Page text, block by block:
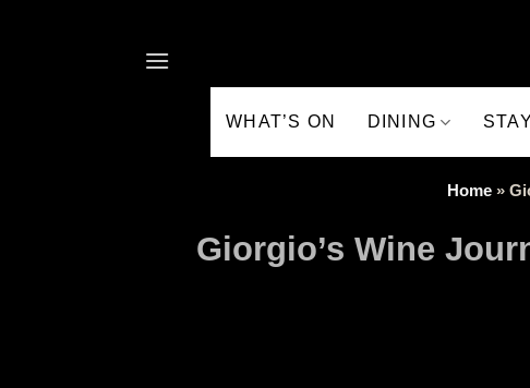
WHAT’S ON DINING
Home »
Giorgio’s Wine